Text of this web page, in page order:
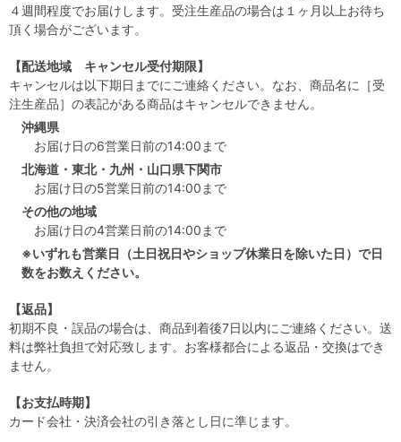
４週間程度でお届けします。受注生産品の場合は１ヶ月以上お待ち
頂く場合がございます。
【配送地域 キャンセル受付期限】
キャンセルは以下期日までにご連絡ください。なお、商品名に［受
注生産品］の表記がある商品はキャンセルできません。
沖縄県
お届け日の6営業日前の14:00まで
北海道・東北・九州・山口県下関市
お届け日の5営業日前の14:00まで
その他の地域
お届け日の4営業日前の14:00まで
※いずれも営業日（土日祝日やショップ休業日を除いた日）で日
数をお数えください。
【返品】
初期不良・誤品の場合は、商品到着後7日以内にご連絡ください。送
料は弊社負担で対応致します。お客様都合による返品・交換はでき
ません。
【お支払時期】
カード会社・決済会社の引き落とし日に準じます。